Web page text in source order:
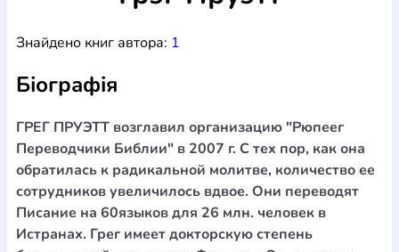
Шлюб і сім`я
Юдаїзм
ПеріодикаАудіо Ручки кулькові
БлокнотиЩоденники / щотижневики
Навчальні мапиШкіряні виробиМагніти Металеві
виробиМіні-лампиНаклейки Настільні ігриПакети
подарунковіПлакатиПластмасові вироби Хустки
Подарункові карткиРозвиваючі ігри РепринтиСвічки
Зошити
Фотокартини Чохли на Библії
Головні убори
Календарі
Канцелярскі товари
Комп`ютерні ігри
ЛистівкиСувенирна продукціяГодинникиПазли
Знайдено книг автора: 1
Біографія
ГРЕГ ПРУЭТТ возглавил организацию "Рюпеег
Переводчики Библии" в 2007 г. С тех пор, как она
обратилась к радикальной молитве, количество ее
сотрудников увеличилось вдвое. Они переводят
Писание на 60языков для 26 млн. человек в
Истранах. Грег имеет докторскую степень